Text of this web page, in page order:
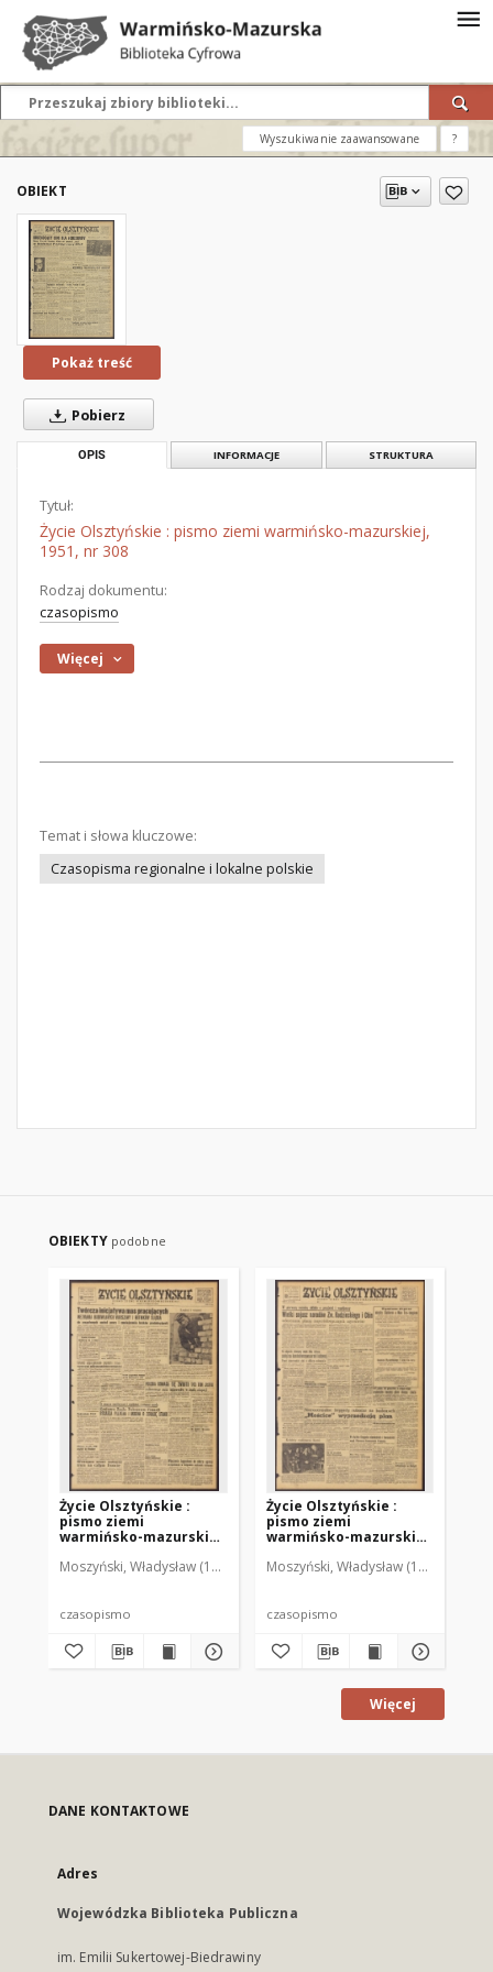
Wyszukiwanie zaawansowane ?
OBIEKT
Pokaż treść
Pobierz
OPIS INFORMACJE STRUKTURA
Tytuł:
Życie Olsztyńskie : pismo ziemi warmińsko-mazurskiej,
1951, nr 308
Rodzaj dokumentu:
czasopismo
Więcej
Temat i słowa kluczowe:
Czasopisma regionalne i lokalne polskie
OBIEKTY podobne
Życie Olsztyńskie :
pismo ziemi
warmińsko-mazurskiej,
Moszyński, Władysław (1922-2001). Red. Mroczkowski, Włodzimierz
czasopismo
Życie Olsztyńskie :
pismo ziemi
warmińsko-mazurskiej,
Moszyński, Władysław (1922-2001).
czasopismo
Więcej
DANE KONTAKTOWE
Adres
Wojewódzka Biblioteka Publiczna
im. Emilii Sukertowej-Biedrawiny